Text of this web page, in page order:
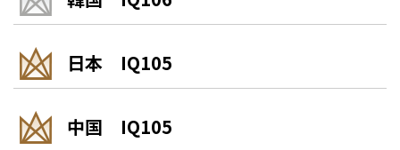
日本 IQ105
中国 IQ105